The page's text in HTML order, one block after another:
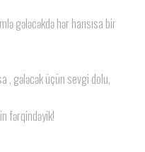
gələcəkdə hər hansısa bir
, gələcək üçün sevgi dolu,
fərqindəyik!